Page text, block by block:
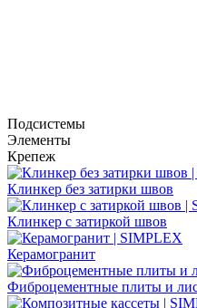
Подсистемы
Элементы
Крепеж
Клинкер без затирки швов
Клинкер с затиркой швов
Керамогранит
Фиброцементные плиты и